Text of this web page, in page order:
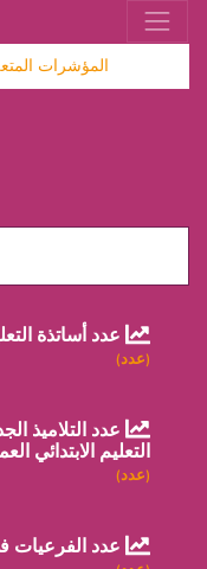
المؤشرات
عدد أساتذة
(عدد)
عدد التلاميذ
التعليم
(عدد)
عدد الفرعيات